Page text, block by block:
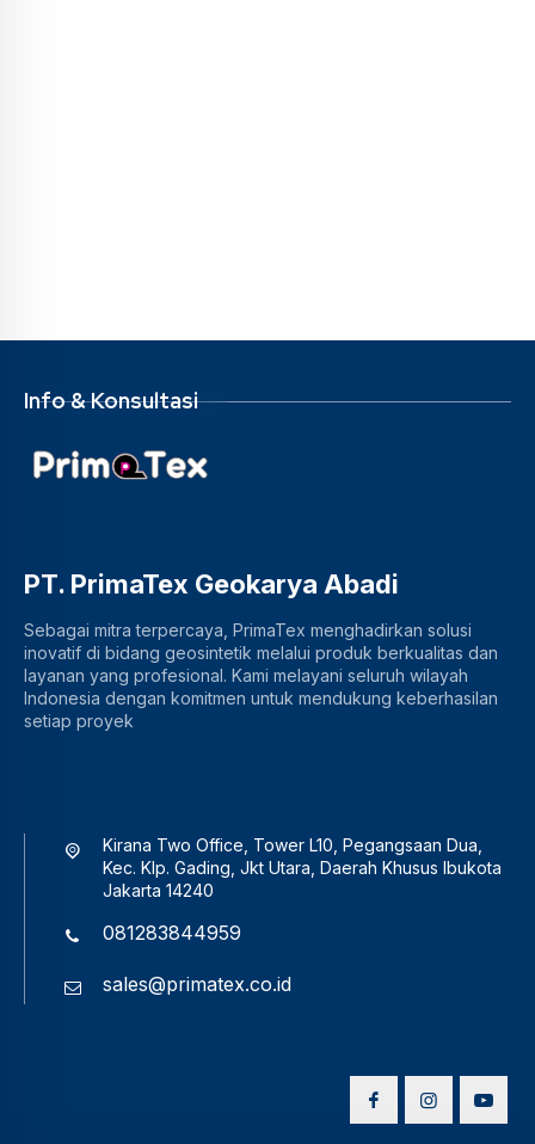
Info & Konsultasi
PT. PrimaTex Geokarya Abadi
Sebagai mitra terpercaya, PrimaTex menghadirkan solusi
inovatif di bidang geosintetik melalui produk berkualitas dan
layanan yang profesional. Kami melayani seluruh wilayah
Indonesia dengan komitmen untuk mendukung keberhasilan
setiap proyek
Kirana Two Office, Tower L10, Pegangsaan Dua,
Kec. Klp. Gading, Jkt Utara, Daerah Khusus Ibukota
Jakarta 14240
081283844959
sales@primatex.co.id